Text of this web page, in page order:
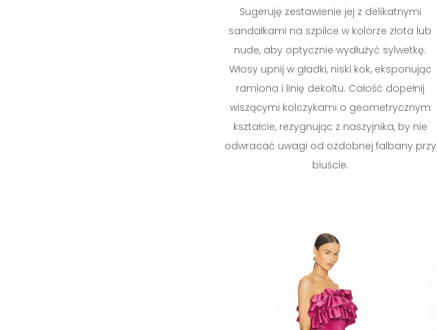
Sugeruję zestawienie jej z delikatnymi
sandałkami na szpilce w kolorze złota lub
nude, aby optycznie wydłużyć sylwetkę.
Włosy upnij w gładki, niski kok, eksponując
ramiona i linię dekoltu. Całość dopełnij
wiszącymi kolczykami o geometrycznym
kształcie, rezygnując z naszyjnika, by nie
odwracać uwagi od ozdobnej falbany przy
biuście.